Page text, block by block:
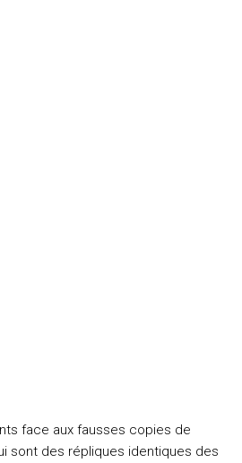
face aux fausses copies de
sont des répliques identiques des